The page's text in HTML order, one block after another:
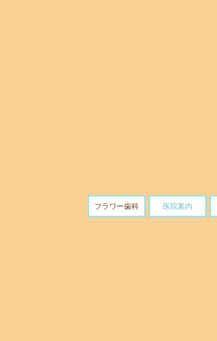
フラワー歯科 医院案内